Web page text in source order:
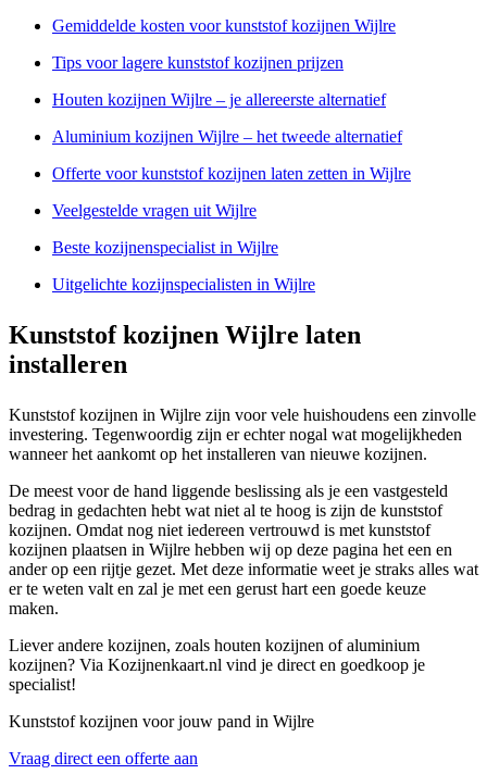
Gemiddelde kosten voor kunststof kozijnen Wijlre
Tips voor lagere kunststof kozijnen prijzen
Houten kozijnen Wijlre – je allereerste alternatief
Aluminium kozijnen Wijlre – het tweede alternatief
Offerte voor kunststof kozijnen laten zetten in Wijlre
Veelgestelde vragen uit Wijlre
Beste kozijnenspecialist in Wijlre
Uitgelichte kozijnspecialisten in Wijlre
Kunststof kozijnen Wijlre laten
installeren
Kunststof kozijnen in Wijlre zijn voor vele huishoudens een zinvolle
investering. Tegenwoordig zijn er echter nogal wat mogelijkheden
wanneer het aankomt op het installeren van nieuwe kozijnen.
De meest voor de hand liggende beslissing als je een vastgesteld
bedrag in gedachten hebt wat niet al te hoog is zijn de kunststof
kozijnen. Omdat nog niet iedereen vertrouwd is met kunststof
kozijnen plaatsen in Wijlre hebben wij op deze pagina het een en
ander op een rijtje gezet. Met deze informatie weet je straks alles wat
er te weten valt en zal je met een gerust hart een goede keuze
maken.
Liever andere kozijnen, zoals houten kozijnen of aluminium
kozijnen? Via Kozijnenkaart.nl vind je direct en goedkoop je
specialist!
Kunststof kozijnen voor jouw pand in Wijlre
Vraag direct een offerte aan